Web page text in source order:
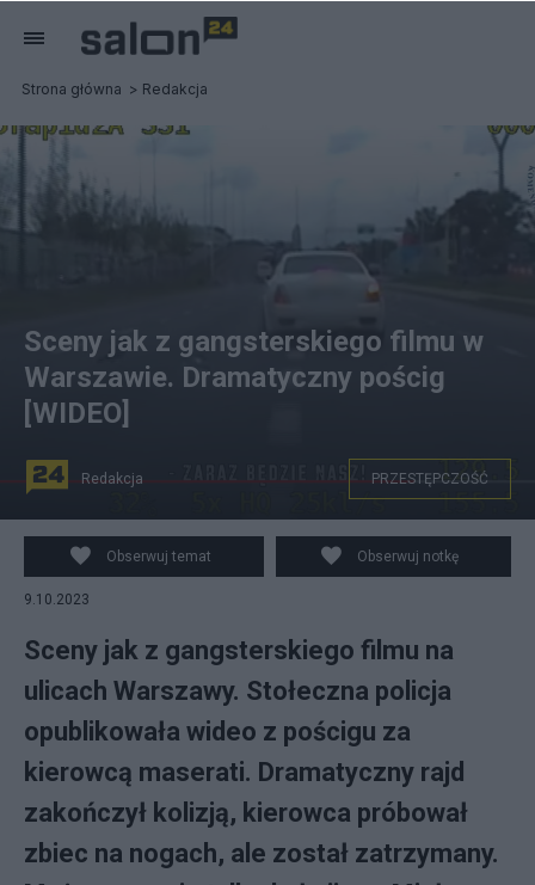
Strona główna Redakcja
Pościg za białym Maserati na ulicach Warszawy. Screen:
Policja Warszawa
Sceny jak z gangsterskiego filmu w
Warszawie. Dramatyczny pościg
[WIDEO]
Redakcja PRZESTĘPCZOŚĆ
Obserwuj temat Obserwuj notkę
9.10.2023
Sceny jak z gangsterskiego filmu na
ulicach Warszawy. Stołeczna policja
opublikowała wideo z pościgu za
kierowcą maserati. Dramatyczny rajd
zakończył kolizją, kierowca próbował
zbiec na nogach, ale został zatrzymany.